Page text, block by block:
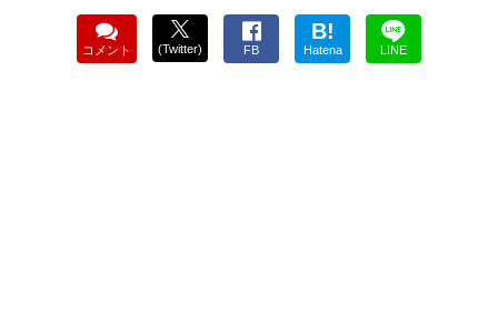
コメント (Twitter) FB
B!
Hatena LINE